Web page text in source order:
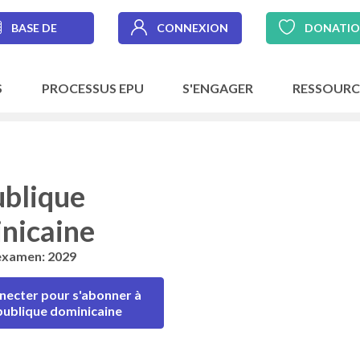
BASE DE CONNEXION
PROCESSUS EPU S'ENGAGER
2029
pour s'abonner à
dominicaine